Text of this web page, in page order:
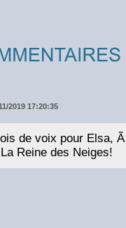
2019 17:20:35
de voix pour Elsa,
Reine des Neiges!